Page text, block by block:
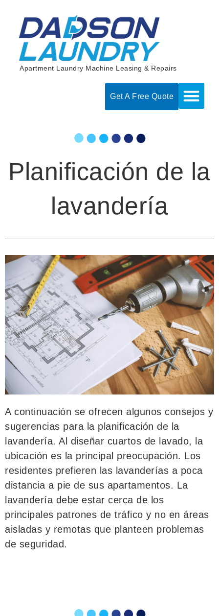
content
Apartment Laundry Machine Leasing & Repairs
Get A Free Quote
Planificación de la
lavandería
A continuación se ofrecen algunos consejos y
sugerencias para la planificación de la
lavandería. Al diseñar cuartos de lavado, la
ubicación es la principal preocupación. Los
residentes prefieren las lavanderías a poca
distancia a pie de sus apartamentos. La
lavandería debe estar cerca de los
principales patrones de tráfico y no en áreas
aisladas y remotas que planteen problemas
de seguridad.